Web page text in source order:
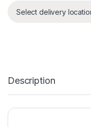
Select delivery
Description